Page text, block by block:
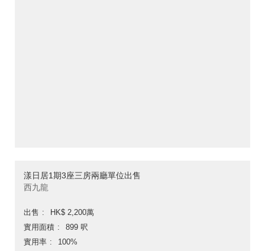
漾日居1期3座三房兩廳單位出售
西九龍
出售
HK$ 2,200萬
實用面積
899 呎
實用率
100%